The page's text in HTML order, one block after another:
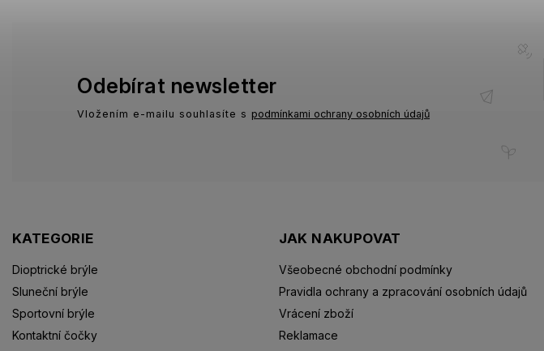
KATEGORIE
Dioptrické brýle
Sluneční brýle
Sportovní brýle
Kontaktní čočky
JAK NAKUPOVAT
Všeobecné obchodní podmínky
Pravidla ochrany a zpracování osobních údajů
Vrácení zboží
Reklamace
Odebírat newsletter
Vložením e-mailu souhlasíte s podmínkami ochrany osobních údajů